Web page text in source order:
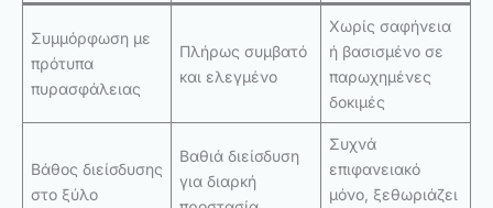
Συμμόρφωση με
πρότυπα
πυρασφάλειας
Πλήρως συμβατό
και ελεγμένο
Χωρίς σαφήνεια
ή βασισμένο σε
παρωχημένες
δοκιμές
Βάθος διείσδυσης
στο ξύλο
Βαθιά διείσδυση
για διαρκή
Συχνά
επιφανειακό
μόνο, ξεθωριάζει